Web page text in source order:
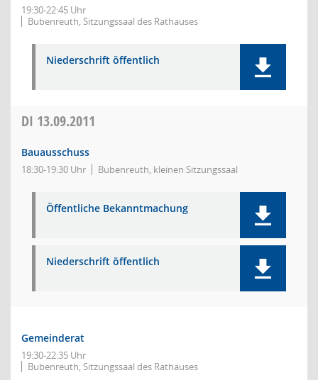
19:30-22:45 Uhr
Bubenreuth, Sitzungssaal des Rathauses
Niederschrift öffentlich
DI 13.09.2011
Bauausschuss
18:30-19:30 Uhr Bubenreuth, kleinen Sitzungssaal
Öffentliche Bekanntmachung
Niederschrift öffentlich
Gemeinderat
19:30-22:35 Uhr
Bubenreuth, Sitzungssaal des Rathauses